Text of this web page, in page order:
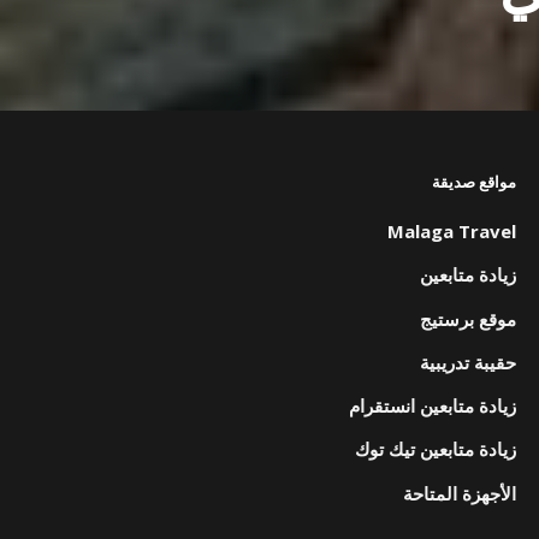
مواقع صديقة
Malaga Travel
زيادة متابعين
موقع برستيج
حقيبة تدريبية
زيادة متابعين انستقرام
زيادة متابعين تيك توك
الأجهزة المتاحة